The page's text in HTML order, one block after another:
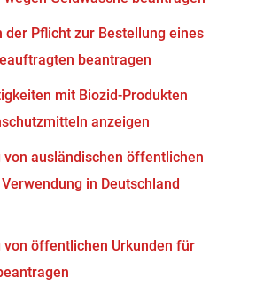
der Pflicht zur Bestellung eines
beantragen
mit Biozid-Produkten
anzeigen
von ausländischen öffentlichen
in Deutschland
von öffentlichen Urkunden für